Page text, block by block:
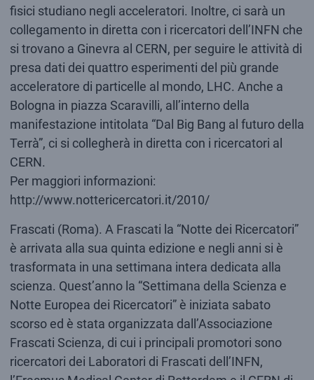
fisici studiano negli acceleratori. Inoltre, ci sarà un
collegamento in diretta con i ricercatori dell’INFN che
si trovano a Ginevra al CERN, per seguire le attività di
presa dati dei quattro esperimenti del più grande
acceleratore di particelle al mondo, LHC. Anche a
Bologna in piazza Scaravilli, all’interno della
manifestazione intitolata “Dal Big Bang al futuro della
Terrà”, ci si collegherà in diretta con i ricercatori al
CERN.
Per maggiori informazioni:
http://www.nottericercatori.it/2010/
Frascati (Roma). A Frascati la “Notte dei Ricercatori”
è arrivata alla sua quinta edizione e negli anni si è
trasformata in una settimana intera dedicata alla
scienza. Quest’anno la “Settimana della Scienza e
Notte Europea dei Ricercatori” è iniziata sabato
scorso ed è stata organizzata dall’Associazione
Frascati Scienza, di cui i principali promotori sono
ricercatori dei Laboratori di Frascati dell’INFN,